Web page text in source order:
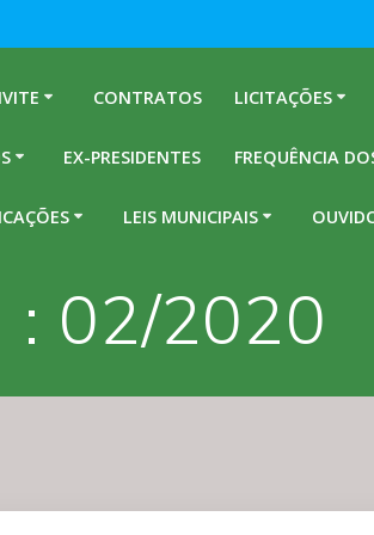
CONTRATOS LICITAÇÕES
EX-PRESIDENTES FREQUÊNCIA
LEIS MUNICIPAIS
02/2020